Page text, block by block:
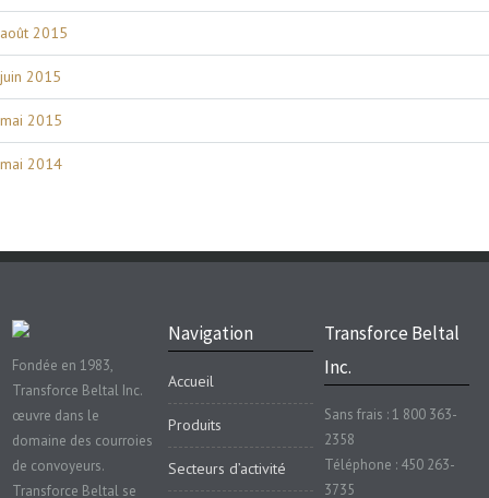
août 2015
juin 2015
mai 2015
mai 2014
Fondée en 1983,
Transforce Beltal Inc.
œuvre dans le
domaine des courroies
de convoyeurs.
Transforce Beltal se
Navigation
Accueil
Produits
Secteurs d’activité
Transforce Beltal
Inc.
Sans frais : 1 800 363-
2358
Téléphone : 450 263-
3735